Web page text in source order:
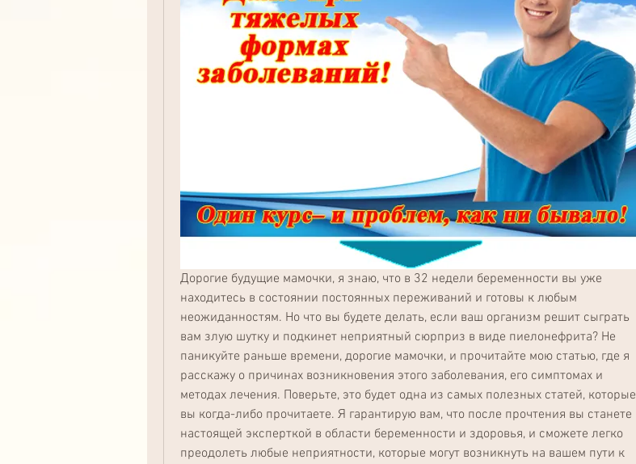
Дорогие будущие мамочки, я знаю, что в 32 недели беременности вы уже
находитесь в состоянии постоянных переживаний и готовы к любым
неожиданностям. Но что вы будете делать, если ваш организм решит сыграть
вам злую шутку и подкинет неприятный сюрприз в виде пиелонефрита? Не
паникуйте раньше времени, дорогие мамочки, и прочитайте мою статью, где я
расскажу о причинах возникновения этого заболевания, его симптомах и
методах лечения. Поверьте, это будет одна из самых полезных статей, которые
вы когда-либо прочитаете. Я гарантирую вам, что после прочтения вы станете
настоящей эксперткой в области беременности и здоровья, и сможете легко
преодолеть любые неприятности, которые могут возникнуть на вашем пути к